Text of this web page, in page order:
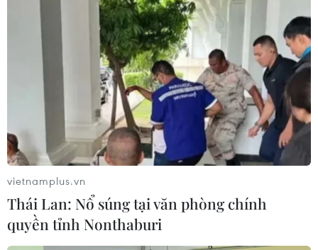
Núi Chúa và Kon Hà Nừng: Trách nhiệm
ứng xử với danh hiệu toàn cầu
vietnamplus.vn
Thái Lan: Nổ súng tại văn phòng chính
quyền tỉnh Nonthaburi